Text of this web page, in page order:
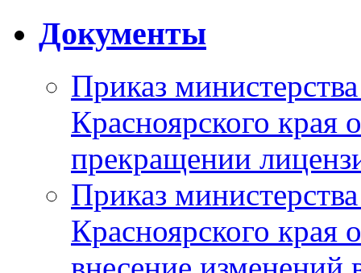
Документы
Приказ
Красноярского
прекращении
Приказ
Красноярского